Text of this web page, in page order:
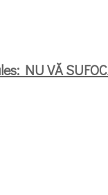
NU VĂ